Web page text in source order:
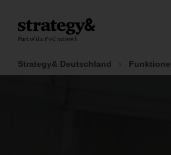
zum
Inhalt
Fußzeile
Strategy& Deutschland